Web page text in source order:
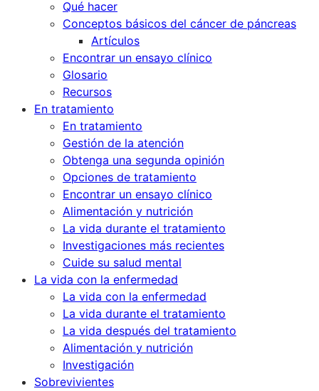
Qué hacer
Conceptos básicos del cáncer de páncreas
Artículos
Encontrar un ensayo clínico
Glosario
Recursos
En tratamiento
En tratamiento
Gestión de la atención
Obtenga una segunda opinión
Opciones de tratamiento
Encontrar un ensayo clínico
Alimentación y nutrición
La vida durante el tratamiento
Investigaciones más recientes
Cuide su salud mental
La vida con la enfermedad
La vida con la enfermedad
La vida durante el tratamiento
La vida después del tratamiento
Alimentación y nutrición
Investigación
Sobrevivientes